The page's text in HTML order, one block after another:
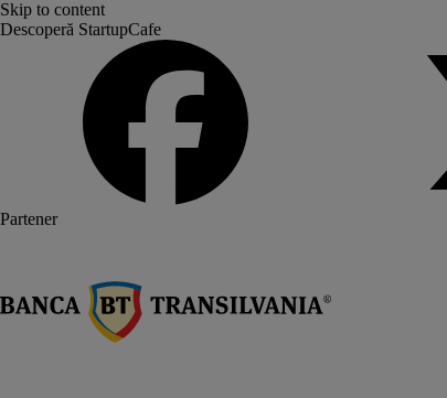
Skip to content
Descoperă StartupCafe
Partener